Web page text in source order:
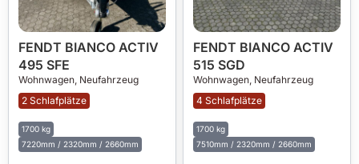
FENDT BIANCO ACTIV
495 SFE
Wohnwagen, Neufahrzeug
2 Schlafplätze
1700 kg
7220mm / 2320mm / 2660mm
FENDT BIANCO ACTIV
515 SGD
Wohnwagen, Neufahrzeug
4 Schlafplätze
1700 kg
7510mm / 2320mm / 2660mm